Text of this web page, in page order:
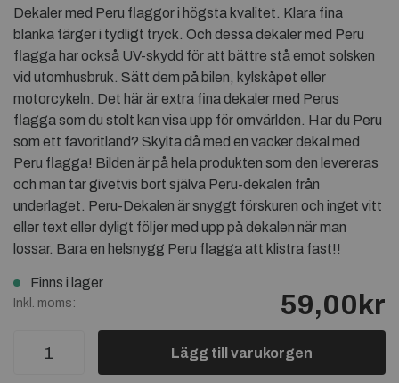
Dekaler med Peru flaggor i högsta kvalitet. Klara fina
blanka färger i tydligt tryck. Och dessa dekaler med Peru
flagga har också UV-skydd för att bättre stå emot solsken
vid utomhusbruk. Sätt dem på bilen, kylskåpet eller
motorcykeln. Det här är extra fina dekaler med Perus
flagga som du stolt kan visa upp för omvärlden. Har du Peru
som ett favoritland? Skylta då med en vacker dekal med
Peru flagga! Bilden är på hela produkten som den levereras
och man tar givetvis bort själva Peru-dekalen från
underlaget. Peru-Dekalen är snyggt förskuren och inget vitt
eller text eller dyligt följer med upp på dekalen när man
lossar. Bara en helsnygg Peru flagga att klistra fast!!
Finns i lager
Inkl. moms: 59,00kr
Lägg till varukorgen